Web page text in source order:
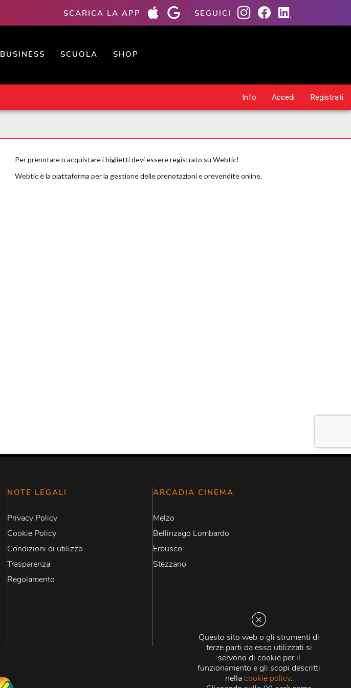
Questo sito web o gli strumenti di
terze parti da esso utilizzati si
servono di cookie per il
funzionamento e gli scopi descritti
nellacookie policy.
SCARICA LA APP SEGUICI
BUSINESS SCUOLA SHOP
NOTE LEGALI
Privacy Policy
Cookie Policy
Condizioni di utilizzo
Trasparenza
Regolamento
ARCADIA CINEMA
Melzo
Bellinzago Lombardo
Erbusco
Stezzano